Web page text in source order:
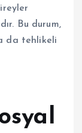
Bu durum,
da tehlikeli